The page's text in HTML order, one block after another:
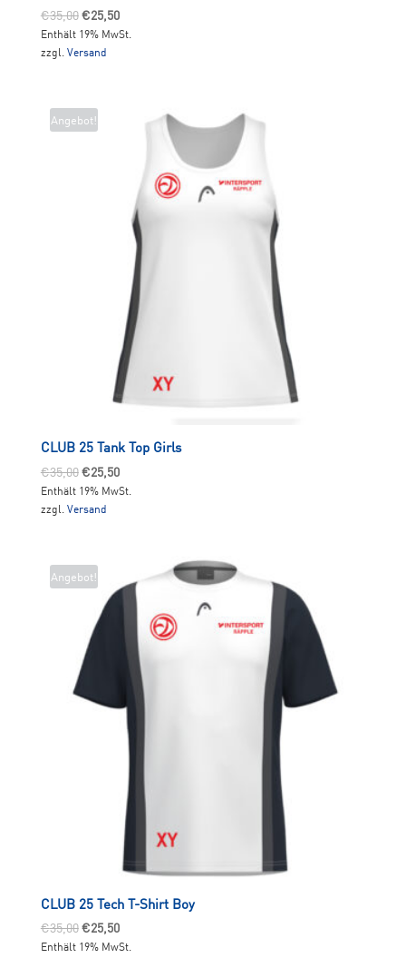
€35,00Ursprünglicher
Preis
war:
€25,50Aktueller
Preis
Enthält 19% MwSt.
zzgl. Versand
Angebot!
CLUB 25 Tank Top Girls
€35,00Ursprünglicher
Preis
war:
€25,50Aktueller
Preis
Enthält 19% MwSt.
zzgl. Versand
Angebot!
CLUB 25 Tech T-Shirt Boy
€35,00Ursprünglicher
Preis
€25,50Aktueller
Preis
Enthält 19% MwSt.